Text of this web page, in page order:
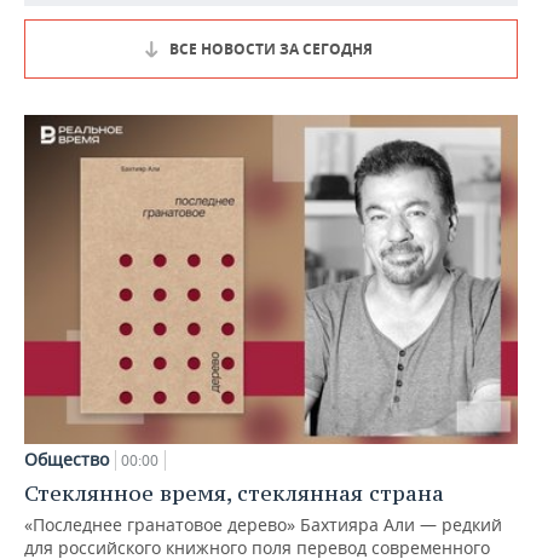
ВСЕ НОВОСТИ ЗА СЕГОДНЯ
Общество 00:00
Стеклянное время, стеклянная страна
«Последнее гранатовое дерево» Бахтияра Али — редкий
для российского книжного поля перевод современного